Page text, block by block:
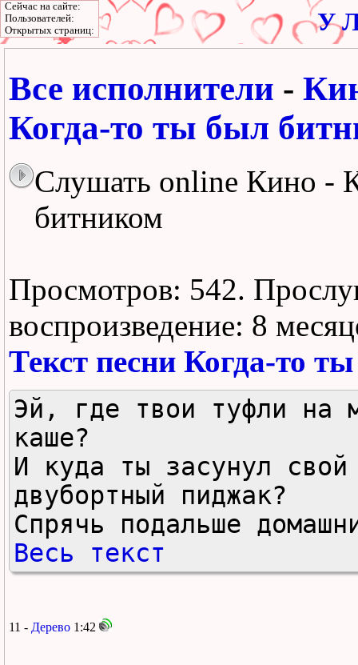
У
Все исполнители -
Когда-то ты был
Слушать online Кино -
битником
Просмотров: 542.
воспроизведение: 8
Текст песни Когда-то
Эй, где твои туфли на
каше?
И куда ты засунул свой
двубортный пиджак?
Спрячь подальше
Весь текст
11 - Дерево 1:42
Сейчас на сайте:
Пользователей:
Открытых страниц: